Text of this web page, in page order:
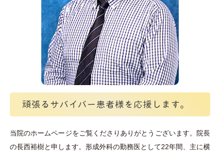
頑張るサバイバー患者様を応援します。
当院のホームページをご覧くださりありがとうございます。院長
の長西裕樹と申します。形成外科の勤務医として22年間、主に横